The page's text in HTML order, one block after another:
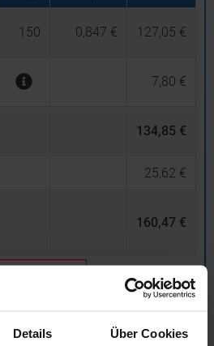
Details Über Cookies
150 0,847 € 127,05 €
7,80 €
134,85 €
25,62 €
160,47 €